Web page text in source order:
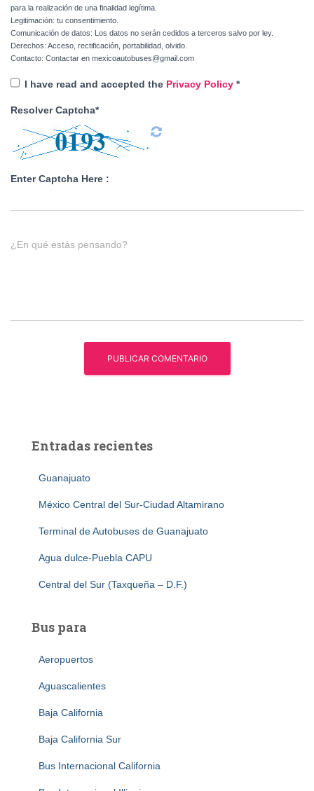
para la realización de una finalidad legítima.
Legitimación: tu consentimiento.
Comunicación de datos: Los datos no serán cedidos a terceros salvo por ley.
Derechos: Acceso, rectificación, portabilidad, olvido.
Contacto: Contactar en mexicoautobuses@gmail.com
I have read and accepted the Privacy Policy *
Resolver Captcha*
Enter Captcha Here :
¿En qué estás pensando?
Entradas recientes
Guanajuato
México Central del Sur-Ciudad Altamirano
Terminal de Autobuses de Guanajuato
Agua dulce-Puebla CAPU
Central del Sur (Taxqueña – D.F.)
Bus para
Aeropuertos
Aguascalientes
Baja California
Baja California Sur
Bus Internacional California